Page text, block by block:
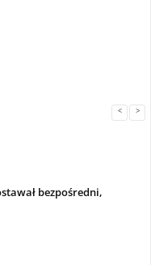
< >
bezpośredni,